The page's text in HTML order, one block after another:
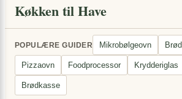
Køkken til Have
POPULÆRE GUIDER Mikrobølgeovn
Pizzaovn Foodprocessor Krydderiglas
Brødkasse